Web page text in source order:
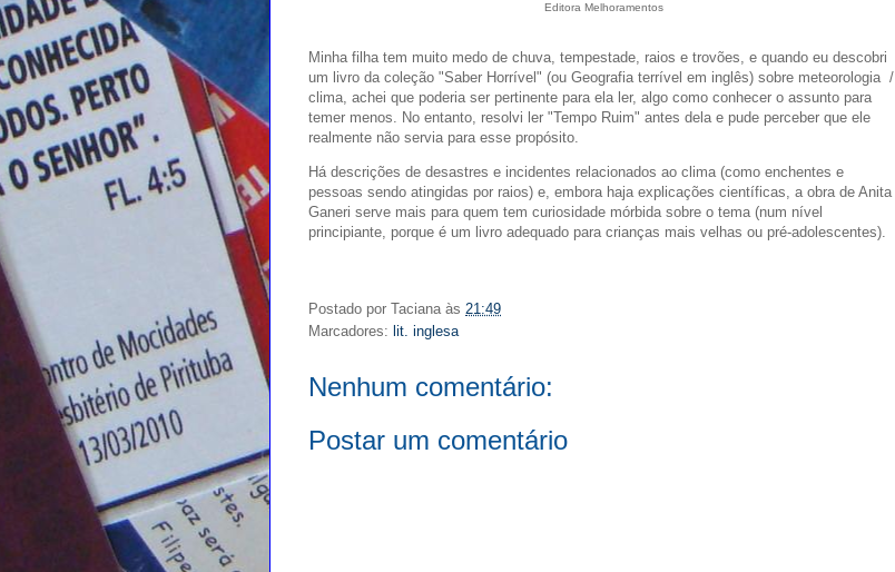
Editora Melhoramentos
Minha filha tem muito medo de chuva, tempestade, raios e trovões, e quando eu descobri
um livro da coleção "Saber Horrível" (ou Geografia terrível em inglês) sobre meteorologia /
clima, achei que poderia ser pertinente para ela ler, algo como conhecer o assunto para
temer menos. No entanto, resolvi ler "Tempo Ruim" antes dela e pude perceber que ele
realmente não servia para esse propósito.
Há descrições de desastres e incidentes relacionados ao clima (como enchentes e
pessoas sendo atingidas por raios) e, embora haja explicações científicas, a obra de Anita
Ganeri serve mais para quem tem curiosidade mórbida sobre o tema (num nível
principiante, porque é um livro adequado para crianças mais velhas ou pré-adolescentes).
Postado por Taciana às 21:49
Marcadores: lit. inglesa
Nenhum comentário:
Postar um comentário